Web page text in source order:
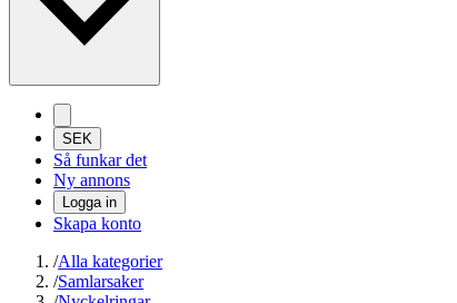
SEK
Så funkar det
Ny annons
Logga in
Skapa konto
/Alla kategorier
/Samlarsaker